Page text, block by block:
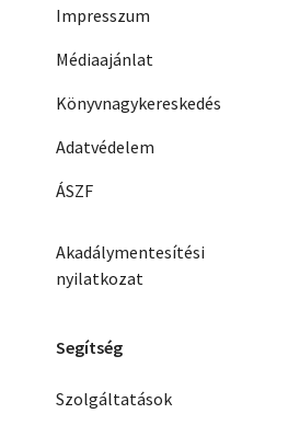
Impresszum
Médiaajánlat
Könyvnagykereskedés
Adatvédelem
ÁSZF
Akadálymentesítési
nyilatkozat
Segítség
Szolgáltatások